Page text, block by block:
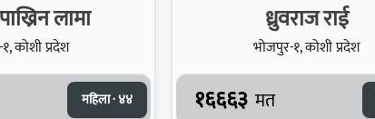
लामा
कोशी प्रदेश
महिला · ४४
ध्रुवराज राई
भोजपुर-१, कोशी प्रदेश
१६६६३ मत